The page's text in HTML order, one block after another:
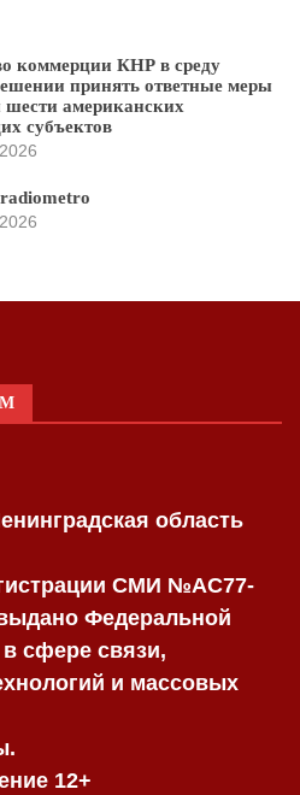
коммерции КНР в среду
принять ответные меры
американских
субъектов
область
СМИ №AC77-
Федеральной
сфере связи,
и массовых
12+